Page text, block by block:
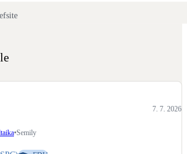
termický systém
teplé vody i přitápění
7. 7. 2026
•Semily